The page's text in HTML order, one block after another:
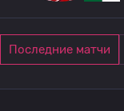
Последние матчи